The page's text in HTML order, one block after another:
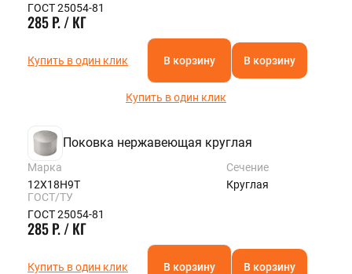
ГОСТ 25054-81
285 Р. / КГ
Купить в один клик В корзину В корзину
Купить в один клик
Поковка нержавеющая круглая
Марка
12Х18Н9Т
Сечение
Круглая
ГОСТ/ТУ
ГОСТ 25054-81
285 Р. / КГ
Купить в один клик В корзину В корзину